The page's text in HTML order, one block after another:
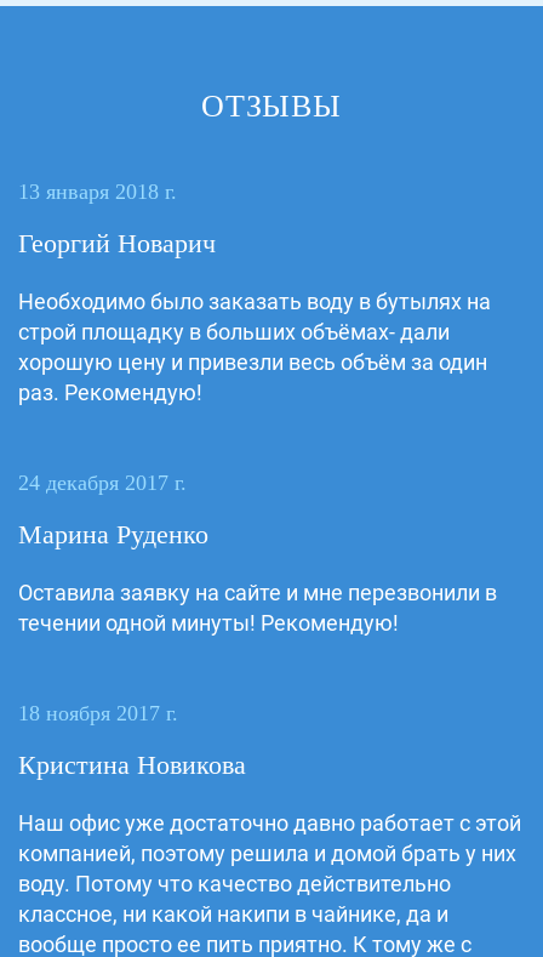
ОТЗЫВЫ
13 января 2018 г.
Георгий Новарич
Необходимо было заказать воду в бутылях на
строй площадку в больших объёмах- дали
хорошую цену и привезли весь объём за один
раз. Рекомендую!
24 декабря 2017 г.
Марина Руденко
Оставила заявку на сайте и мне перезвонили в
течении одной минуты! Рекомендую!
18 ноября 2017 г.
Кристина Новикова
Наш офис уже достаточно давно работает с этой
компанией, поэтому решила и домой брать у них
воду. Потому что качество действительно
классное, ни какой накипи в чайнике, да и
вообще просто ее пить приятно. К тому же с